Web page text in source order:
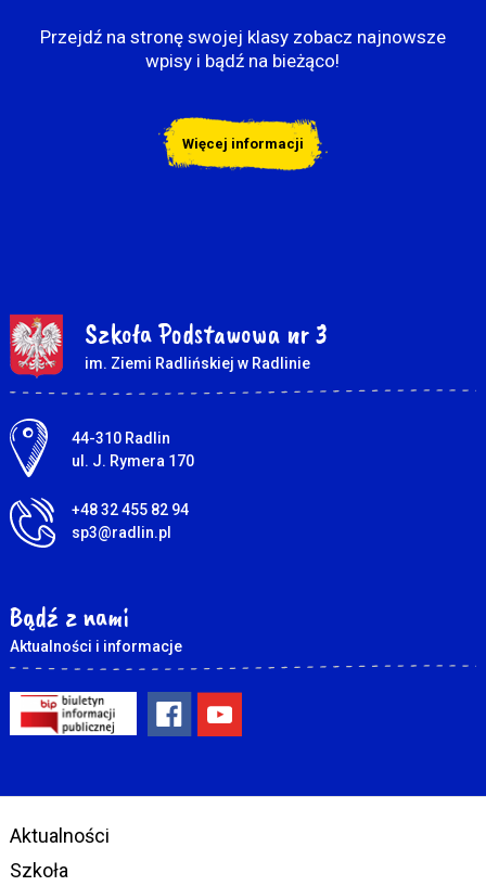
Przejdź na stronę swojej klasy zobacz najnowsze
wpisy i bądź na bieżąco!
Więcej informacji
Szkoła Podstawowa nr 3
im. Ziemi Radlińskiej w Radlinie
Adres pocztowy:
44-310 Radlin
ul. J. Rymera 170
+48 32 455 82 94
sp3@radlin.pl
Bądź z nami
Aktualności i informacje
Aktualności
Szkoła